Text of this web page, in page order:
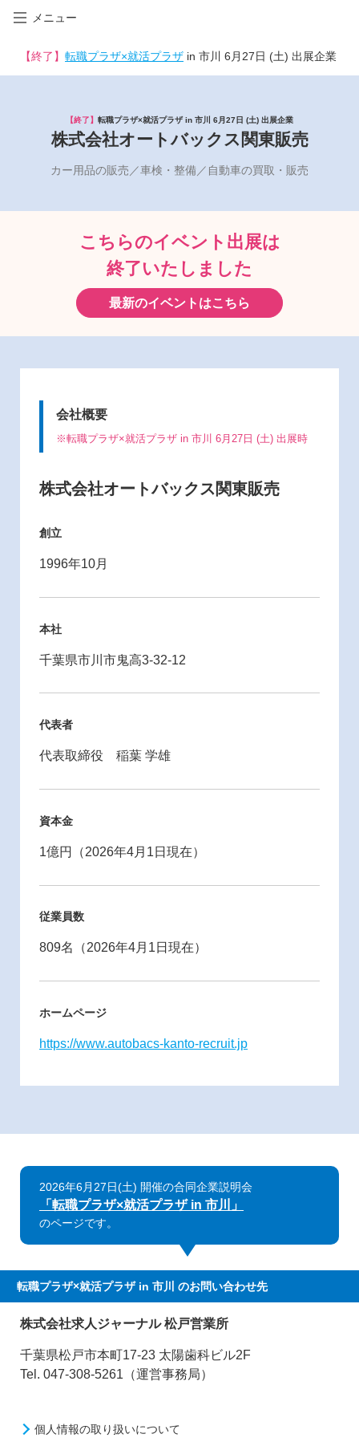
メニュー
【終了】 転職プラザ×就活プラザ in 市川 6月27日 (土) 出展企業
【終了】 転職プラザ×就活プラザ in 市川 6月27日 (土) 出展企業
株式会社オートバックス関東販売
カー用品の販売／車検・整備／自動車の買取・販売
こちらのイベント出展は
終了いたしました
最新のイベントはこちら
会社概要
※転職プラザ×就活プラザ in 市川 6月27日 (土) 出展時
株式会社オートバックス関東販売
創立
1996年10月
本社
千葉県市川市鬼高3-32-12
代表者
代表取締役 稲葉 学雄
資本金
1億円（2026年4月1日現在）
従業員数
809名（2026年4月1日現在）
ホームページ
https://www.autobacs-kanto-recruit.jp
2026年6月27日(土) 開催の合同企業説明会
「転職プラザ×就活プラザ in 市川」
のページです。
転職プラザ×就活プラザ in 市川 のお問い合わせ先
株式会社求人ジャーナル 松戸営業所
千葉県松戸市本町17-23 太陽歯科ビル2F
Tel. 047-308-5261（運営事務局）
個人情報の取り扱いについて